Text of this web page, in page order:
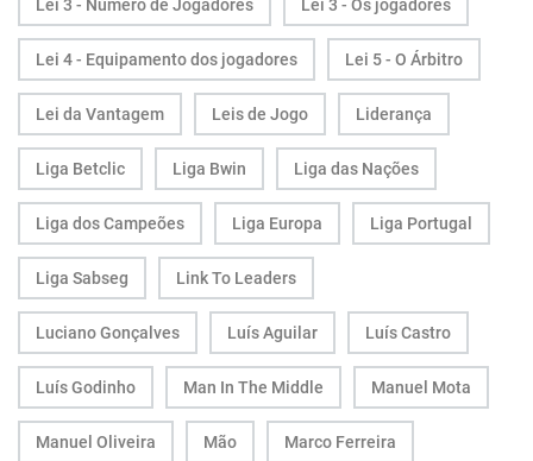
Lei 3 - Número de Jogadores Lei 3 - Os jogadores
Lei 4 - Equipamento dos jogadores Lei 5 - O Árbitro
Lei da Vantagem Leis de Jogo Liderança
Liga Betclic Liga Bwin Liga das Nações
Liga dos Campeões Liga Europa Liga Portugal
Liga Sabseg Link To Leaders
Luciano Gonçalves Luís Aguilar Luís Castro
Luís Godinho Man In The Middle Manuel Mota
Manuel Oliveira Mão Marco Ferreira